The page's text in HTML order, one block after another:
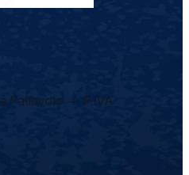
Pallavolo — P.IVA